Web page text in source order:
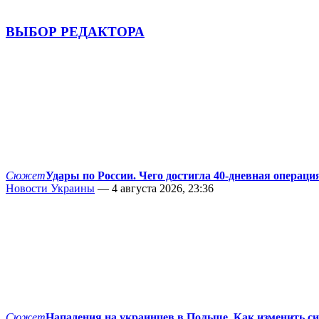
ВЫБОР РЕДАКТОРА
СюжетУдары по России. Чего достигла 40-дневная
Новости Украины — 4 августа 2026, 23:36